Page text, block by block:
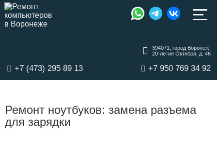
394071, город Воронеж
20-летия Октября, д. 46
+7 (473) 295 89 13 +7 950 769 34 92
Ремонт ноутбуков: замена разъема
для зарядки